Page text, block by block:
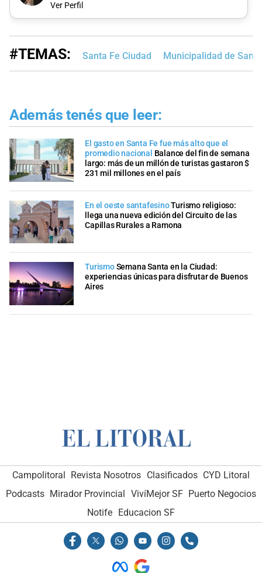
Ver Perfil
#TEMAS: Santa Fe Ciudad Municipalidad de
Además tenés que leer:
El gasto en Santa Fe fue más alto que el
promedio nacional Balance del fin de semana
largo: más de un millón de turistas gastaron $
231 mil millones en el país
En el oeste santafesinoTurismo religioso:
llega una nueva edición del Circuito de las
Capillas Rurales a Ramona
TurismoSemana Santa en la Ciudad:
experiencias únicas para disfrutar de Buenos
Aires
Campolitoral Revista Nosotros Clasificados CYD Litoral
Podcasts Mirador Provincial VivíMejor SF Puerto Negocios
Notife Educacion SF